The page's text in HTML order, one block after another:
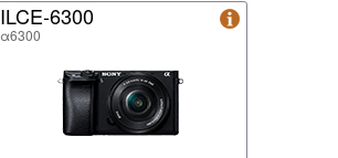
ILCE-6300
α6300